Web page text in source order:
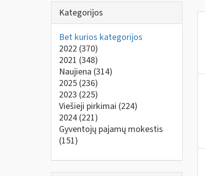
Kategorijos
Bet kurios kategorijos
2022 (370)
2021 (348)
Naujiena (314)
2025 (236)
2023 (225)
Viešieji pirkimai (224)
2024 (221)
Gyventojų pajamų mokestis
(151)